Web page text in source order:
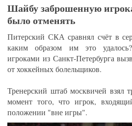
Шайбу заброшенную
было отменять
Питерский СКА сравнял счёт в
каким образом им это
игроками из Санкт-Петербурга
от хоккейных болельщиков.
Тренерский штаб москвичей взял
момент того, что игрок,
положении "вне игры".